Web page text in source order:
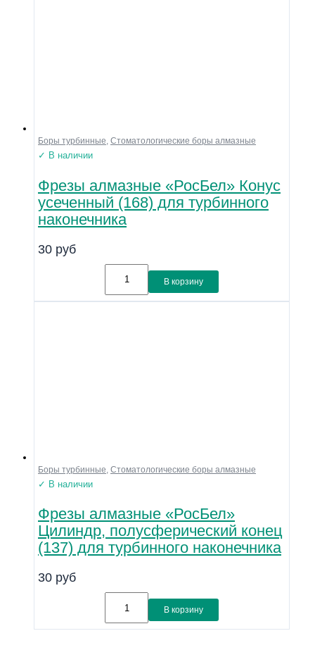
Боры турбинные, Стоматологические боры алмазные
✓ В наличии
Фрезы алмазные «РосБел» Конус
усеченный (168) для турбинного
наконечника
30 руб
В корзину
Боры турбинные Стоматологические боры алмазные
✓ В наличии
Фрезы алмазные «РосБел»
Цилиндр, полусферический конец
(137) для турбинного наконечника
30 руб
В корзину